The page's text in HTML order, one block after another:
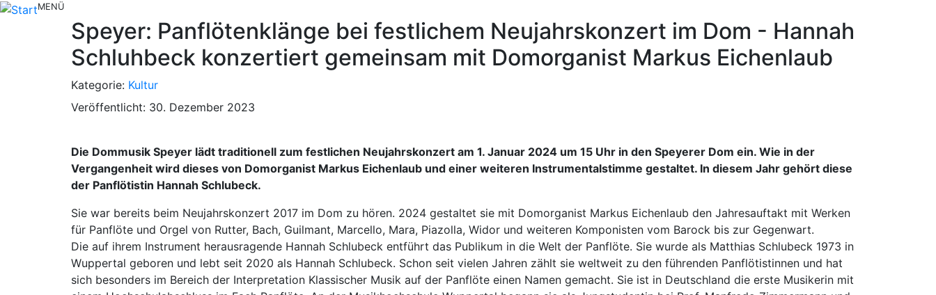
MENÜ
Speyer: Panflötenklänge bei festlichem Neujahrskonzert im Dom - Hannah
Schluhbeck konzertiert gemeinsam mit Domorganist Markus Eichenlaub
Kategorie: Kultur
Veröffentlicht: 30. Dezember 2023
Die Dommusik Speyer lädt traditionell zum festlichen Neujahrskonzert am 1. Januar 2024 um 15 Uhr in den Speyerer Dom ein. Wie in der
Vergangenheit wird dieses von Domorganist Markus Eichenlaub und einer weiteren Instrumentalstimme gestaltet. In diesem Jahr gehört diese
der Panflötistin Hannah Schlubeck.
Sie war bereits beim Neujahrskonzert 2017 im Dom zu hören. 2024 gestaltet sie mit Domorganist Markus Eichenlaub den Jahresauftakt mit Werken
für Panflöte und Orgel von Rutter, Bach, Guilmant, Marcello, Mara, Piazolla, Widor und weiteren Komponisten vom Barock bis zur Gegenwart.
Die auf ihrem Instrument herausragende Hannah Schlubeck entführt das Publikum in die Welt der Panflöte. Sie wurde als Matthias Schlubeck 1973 in
Wuppertal geboren und lebt seit 2020 als Hannah Schlubeck. Schon seit vielen Jahren zählt sie weltweit zu den führenden Panflötistinnen und hat
sich besonders im Bereich der Interpretation Klassischer Musik auf der Panflöte einen Namen gemacht. Sie ist in Deutschland die erste Musikerin mit